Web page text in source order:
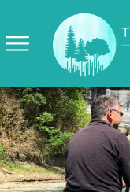
Panneau de gestion